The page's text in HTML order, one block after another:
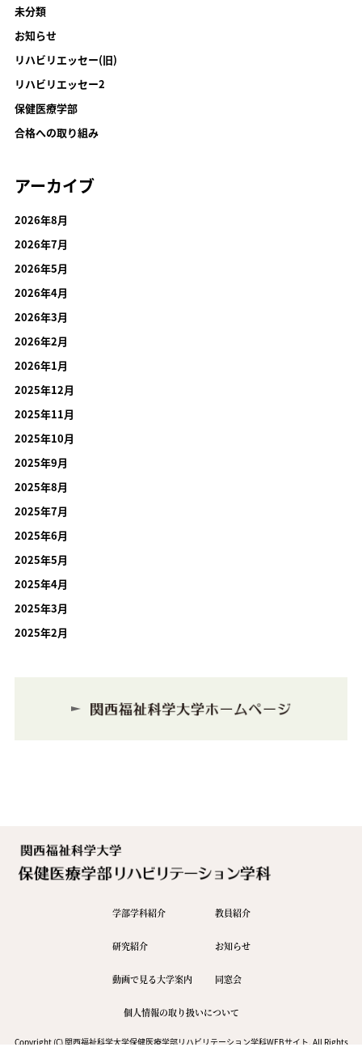
未分類
お知らせ
リハビリエッセー(旧)
リハビリエッセー2
保健医療学部
合格への取り組み
アーカイブ
2026年8月
2026年7月
2026年5月
2026年4月
2026年3月
2026年2月
2026年1月
2025年12月
2025年11月
2025年10月
2025年9月
2025年8月
2025年7月
2025年6月
2025年5月
2025年4月
2025年3月
2025年2月
学部学科紹介
研究紹介
動画で見る大学案内
教員紹介
お知らせ
同窓会
個人情報の取り扱いについて
Copyright (C) 関西福祉科学大学保健医療学部リハビリテーション学科WEBサイト, All Rights